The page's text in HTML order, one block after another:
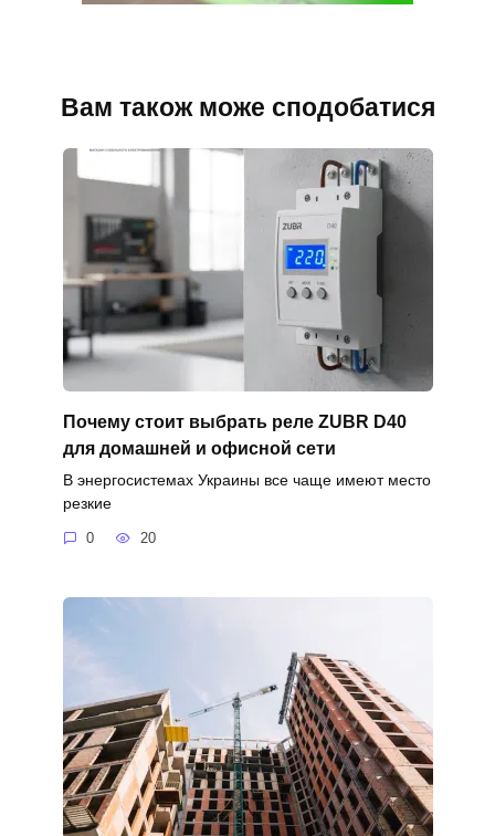
Вам також може сподобатися
Почему стоит выбрать реле ZUBR D40
для домашней и офисной сети
В энергосистемах Украины все чаще имеют место
резкие
0 20